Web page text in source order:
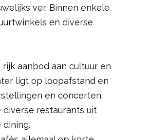
ver. Binnen enkele
en diverse
aanbod aan cultuur en
ligt op loopafstand en
en concerten.
restaurants uit